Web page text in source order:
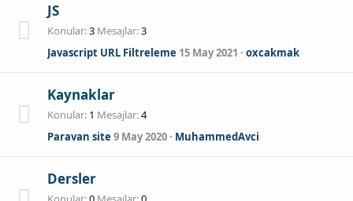
JS
Konular 3 Mesajlar 3
Javascript URL Filtreleme 15 May 2021 oxcakmak
Kaynaklar
Konular 1 Mesajlar 4
Paravan site 9 May 2020 MuhammedAvci
Dersler